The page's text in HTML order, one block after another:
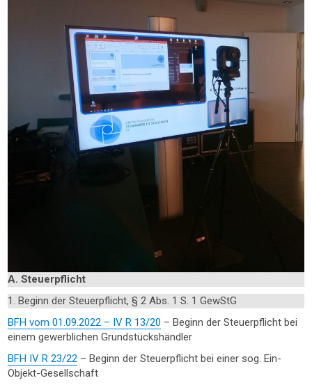
A. Steuerpflicht
1. Beginn der Steuerpflicht, § 2 Abs. 1 S. 1 GewStG
BFH vom 01.09.2022 – IV R 13/20 – Beginn der Steuerpflicht bei
einem gewerblichen Grundstückshändler
BFH IV R 23/22 – Beginn der Steuerpflicht bei einer sog. Ein-
Objekt-Gesellschaft